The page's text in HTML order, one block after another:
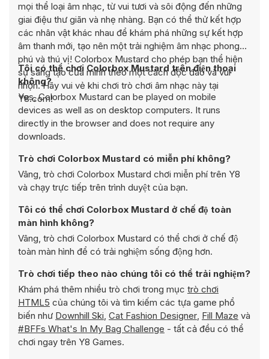
mọi thể loại âm nhạc, từ vui tươi và sôi động đến những
giai điệu thư giãn và nhẹ nhàng. Bạn có thể thử kết hợp
các nhân vật khác nhau để khám phá những sự kết hợp
âm thanh mới, tạo nên một trải nghiệm âm nhạc phong
phú và thú vị! Colorbox Mustard cho phép bạn thể hiện
sự sáng tạo của mình theo một cách độc đáo và vui
nhộn. Hãy vui vẻ khi chơi trò chơi âm nhạc này tại
Y8.com!
Tôi có thể chơi Colorbox Mustard trên điện thoại
không?
Yes, Colorbox Mustard can be played on mobile
devices as well as on desktop computers. It runs
directly in the browser and does not require any
downloads.
Trò chơi Colorbox Mustard có miễn phí không?
Vâng, trò chơi Colorbox Mustard chơi miễn phí trên Y8
và chạy trực tiếp trên trình duyệt của bạn.
Tôi có thể chơi Colorbox Mustard ở chế độ toàn
màn hình không?
Vâng, trò chơi Colorbox Mustard có thể chơi ở chế độ
toàn màn hình để có trải nghiệm sống động hơn.
Trò chơi tiếp theo nào chúng tôi có thể trải nghiệm?
Khám phá thêm nhiều trò chơi trong mục trò chơi
HTML5 của chúng tôi và tìm kiếm các tựa game phổ
biến như Downhill Ski, Cat Fashion Designer, Fill Maze và
#BFFs What's In My Bag Challenge - tất cả đều có thể
chơi ngay trên Y8 Games.